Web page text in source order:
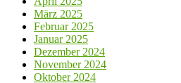
März 2025
Februar 2025
Januar 2025
Dezember 2024
November 2024
Oktober 2024